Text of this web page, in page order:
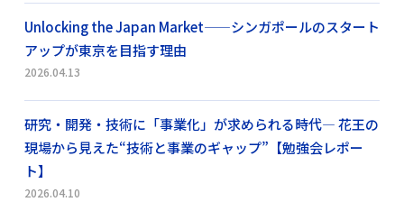
Unlocking the Japan Market——シンガポールのスタート
アップが東京を目指す理由
2026.04.13
研究・開発・技術に「事業化」が求められる時代― 花王の
現場から見えた“技術と事業のギャップ”【勉強会レポー
ト】
2026.04.10